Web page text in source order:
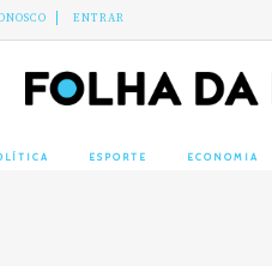
ENTRAR
ESPORTE ECONOMIA